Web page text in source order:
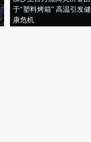
于“塑料烤箱” 高温引发健
康危机